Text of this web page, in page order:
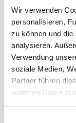
Wir verwenden
personalisieren,
zu können und
analysieren.
Verwendung
soziale Medien,
Partner führen
weiteren Daten
WABE
0